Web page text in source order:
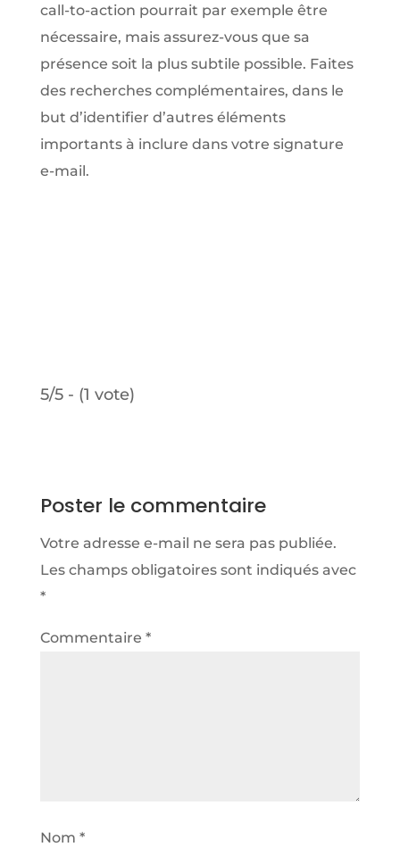
call-to-action pourrait par exemple être
nécessaire, mais assurez-vous que sa
présence soit la plus subtile possible. Faites
des recherches complémentaires, dans le
but d’identifier d’autres éléments
importants à inclure dans votre signature
e-mail.
5/5 - (1 vote)
Poster le commentaire
Votre adresse e-mail ne sera pas publiée.
Les champs obligatoires sont indiqués avec
*
Commentaire *
Nom *